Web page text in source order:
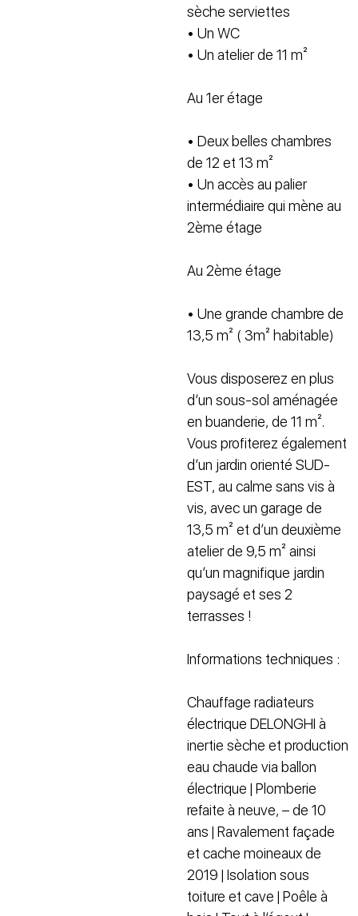
sèche serviettes
• Un WC
• Un atelier de 11 m²
Au 1er étage
• Deux belles chambres
de 12 et 13 m²
• Un accès au palier
intermédiaire qui mène au
2ème étage
Au 2ème étage
• Une grande chambre de
13,5 m² ( 3m² habitable)
Vous disposerez en plus
d’un sous-sol aménagée
en buanderie, de 11 m².
Vous profiterez également
d’un jardin orienté SUD-
EST, au calme sans vis à
vis, avec un garage de
13,5 m² et d’un deuxième
atelier de 9,5 m² ainsi
qu’un magnifique jardin
paysagé et ses 2
terrasses !
Informations techniques :
Chauffage radiateurs
électrique DELONGHI à
inertie sèche et production
eau chaude via ballon
électrique | Plomberie
refaite à neuve, – de 10
ans | Ravalement façade
et cache moineaux de
2019 | Isolation sous
toiture et cave | Poêle à